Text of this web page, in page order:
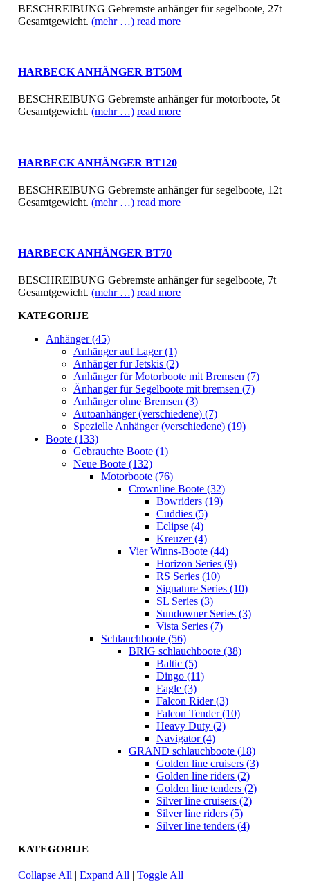
BESCHREIBUNG Gebremste anhänger für segelboote, 27t
Gesamtgewicht. (mehr …) read more
HARBECK ANHÄNGER BT50M
BESCHREIBUNG Gebremste anhänger für motorboote, 5t
Gesamtgewicht. (mehr …) read more
HARBECK ANHÄNGER BT120
BESCHREIBUNG Gebremste anhänger für segelboote, 12t
Gesamtgewicht. (mehr …) read more
HARBECK ANHÄNGER BT70
BESCHREIBUNG Gebremste anhänger für segelboote, 7t
Gesamtgewicht. (mehr …) read more
KATEGORIJE
Anhänger (45)
Anhänger auf Lager (1)
Anhänger für Jetskis (2)
Anhänger für Motorboote mit Bremsen (7)
Änhanger für Segelboote mit bremsen (7)
Anhänger ohne Bremsen (3)
Autoanhänger (verschiedene) (7)
Spezielle Anhänger (verschiedene) (19)
Boote (133)
Gebrauchte Boote (1)
Neue Boote (132)
Motorboote (76)
Crownline Boote (32)
Bowriders (19)
Cuddies (5)
Eclipse (4)
Kreuzer (4)
Vier Winns-Boote (44)
Horizon Series (9)
RS Series (10)
Signature Series (10)
SL Series (3)
Sundowner Series (3)
Vista Series (7)
Schlauchboote (56)
BRIG schlauchboote (38)
Baltic (5)
Dingo (11)
Eagle (3)
Falcon Rider (3)
Falcon Tender (10)
Heavy Duty (2)
Navigator (4)
GRAND schlauchboote (18)
Golden line cruisers (3)
Golden line riders (2)
Golden line tenders (2)
Silver line cruisers (2)
Silver line riders (5)
Silver line tenders (4)
KATEGORIJE
Collapse All | Expand All | Toggle All